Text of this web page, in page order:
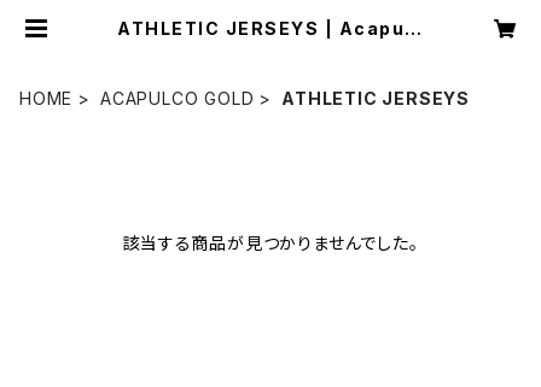
ATHLETIC JERSEYS | Acapulc
HOME ACAPULCO GOLD ATHLETIC JERSEYS
該当する商品が見つかりませんでした。